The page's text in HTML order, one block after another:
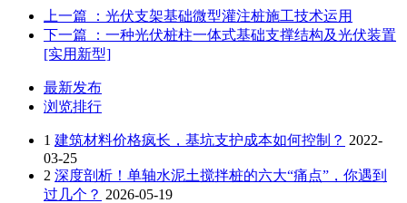
上一篇
：光伏支架基础微型灌注桩施工技术运用
下一篇
：一种光伏桩柱一体式基础支撑结构及光伏装置
[实用新型]
最新发布
浏览排行
1 建筑材料价格疯长，基坑支护成本如何控制？ 2022-
03-25
2 深度剖析！单轴水泥土搅拌桩的六大“痛点”，你遇到
过几个？ 2026-05-19